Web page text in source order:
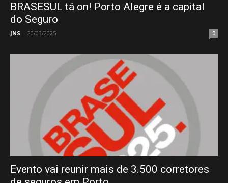
BRASESUL tá on! Porto Alegre é a capital
do Seguro
JNS - 20/03/2025 0
Evento vai reunir mais de 3.500 corretores